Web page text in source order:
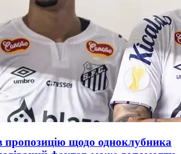
щодо одноклубника